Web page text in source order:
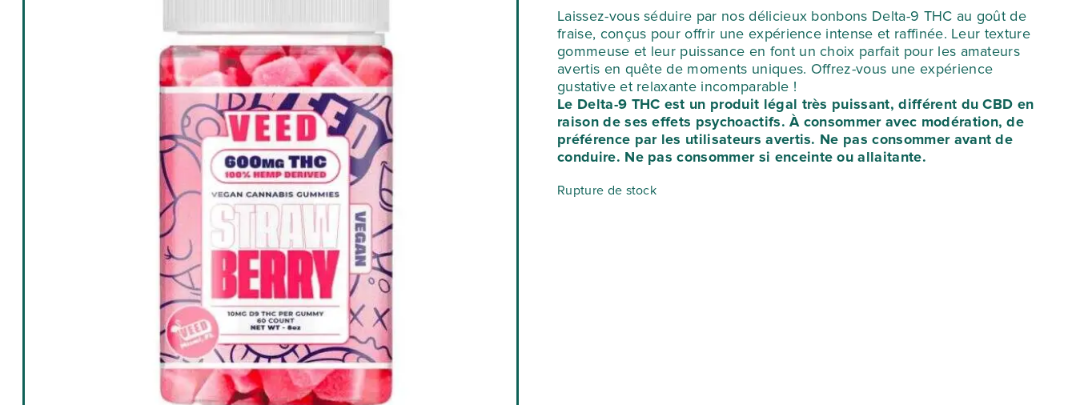
Laissez-vous séduire par nos délicieux bonbons Delta-9 THC au goût de
fraise, conçus pour offrir une expérience intense et raffinée. Leur texture
gommeuse et leur puissance en font un choix parfait pour les amateurs
avertis en quête de moments uniques. Offrez-vous une expérience
gustative et relaxante incomparable !
Le Delta-9 THC est un produit légal très puissant, différent du CBD en
raison de ses effets psychoactifs. À consommer avec modération, de
préférence par les utilisateurs avertis. Ne pas consommer avant de
conduire. Ne pas consommer si enceinte ou allaitante.
Rupture de stock